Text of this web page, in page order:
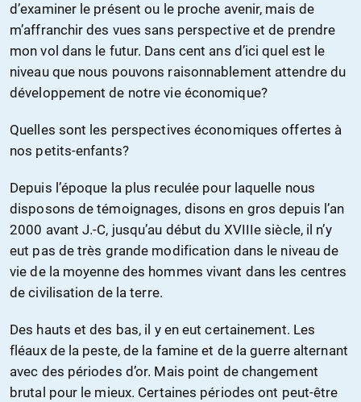
d’examiner le présent ou le proche avenir, mais de
m’affranchir des vues sans perspective et de prendre
mon vol dans le futur. Dans cent ans d’ici quel est le
niveau que nous pouvons raisonnablement attendre du
développement de notre vie économique?
Quelles sont les perspectives économiques offertes à
nos petits-enfants?
Depuis l’époque la plus reculée pour laquelle nous
disposons de témoignages, disons en gros depuis l’an
2000 avant J.-C, jusqu’au début du XVIIIe siècle, il n’y
eut pas de très grande modification dans le niveau de
vie de la moyenne des hommes vivant dans les centres
de civilisation de la terre.
Des hauts et des bas, il y en eut certainement. Les
fléaux de la peste, de la famine et de la guerre alternant
avec des périodes d’or. Mais point de changement
brutal pour le mieux. Certaines périodes ont peut-être